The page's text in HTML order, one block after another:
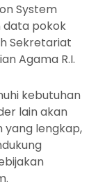
System
data pokok
Sekretariat
Agama R.I.
kebutuhan
lain akan
yang lengkap,